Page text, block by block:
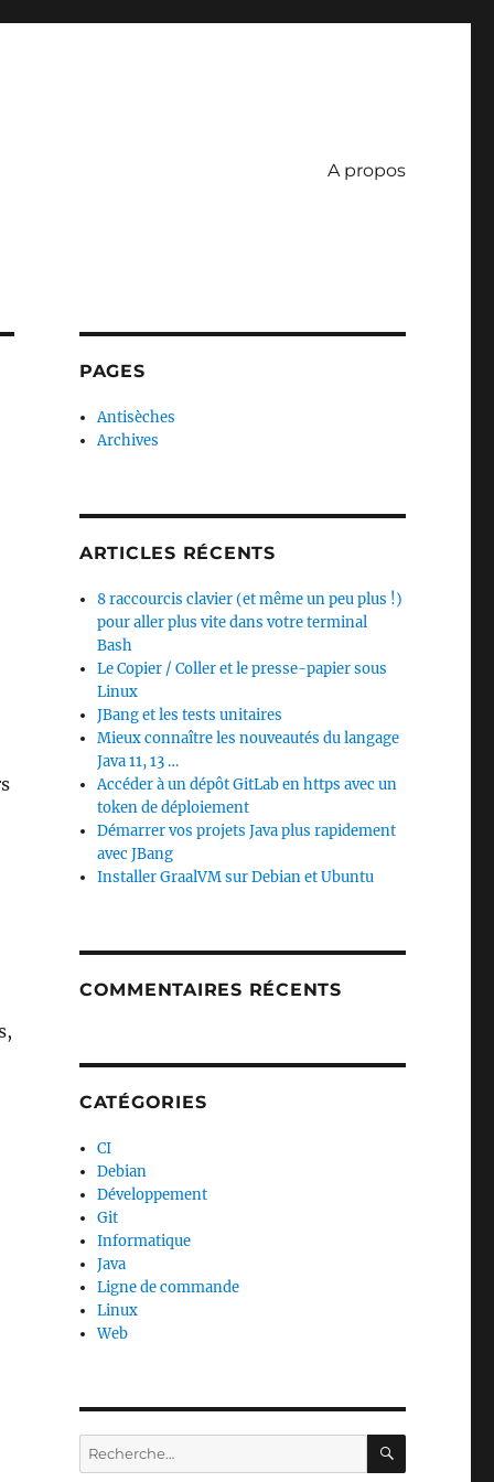
A propos
PAGES
Antisèches
Archives
ARTICLES RÉCENTS
8 raccourcis clavier (et même un peu plus !)
pour aller plus vite dans votre terminal
Bash
Le Copier / Coller et le presse-papier sous
Linux
JBang et les tests unitaires
Mieux connaître les nouveautés du langage
Java 11, 13 …
Accéder à un dépôt GitLab en https avec un
token de déploiement
Démarrer vos projets Java plus rapidement
avec JBang
Installer GraalVM sur Debian et Ubuntu
COMMENTAIRES RÉCENTS
CATÉGORIES
CI
Debian
Développement
Git
Informatique
Java
Ligne de commande
Linux
Web
Recherche
pour :